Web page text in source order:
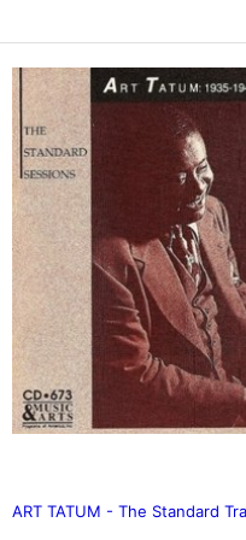
ART TATUM - The Standard